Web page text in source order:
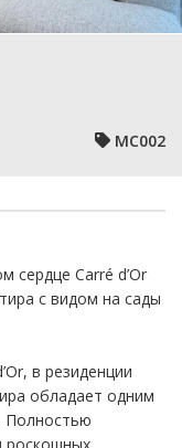
MC002
сердце Carré d’Or
с видом на сады
в резиденции
обладает одним
Полностью